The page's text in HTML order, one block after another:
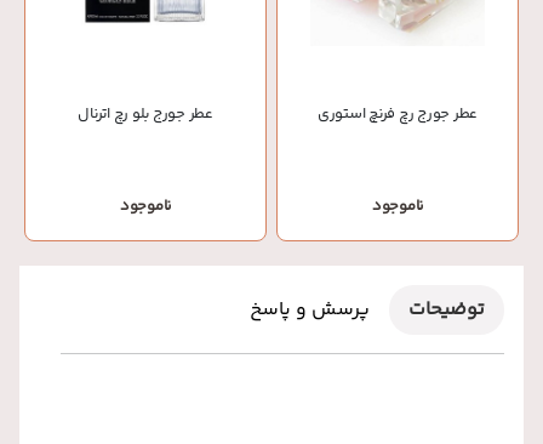
عطر جورج رچ فرنچ استوری
ناموجود
عطر جورج بلو رچ اترنال
ناموجود
توضیحات پرسش و پاسخ